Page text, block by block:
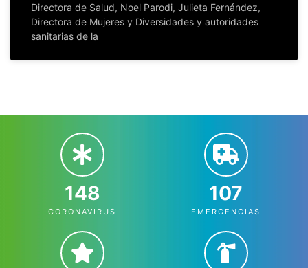
Directora de Salud, Noel Parodi, Julieta Fernández,
Directora de Mujeres y Diversidades y autoridades
sanitarias de la
148
CORONAVIRUS
107
EMERGENCIAS